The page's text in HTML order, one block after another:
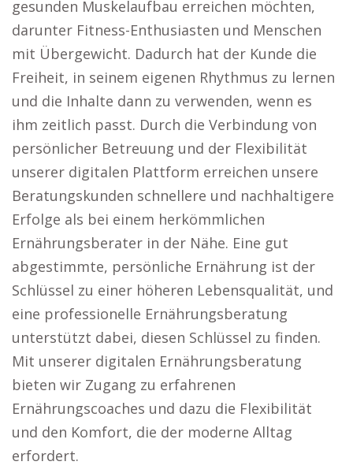
gesunden Muskelaufbau erreichen möchten,
darunter Fitness-Enthusiasten und Menschen
mit Übergewicht. Dadurch hat der Kunde die
Freiheit, in seinem eigenen Rhythmus zu lernen
und die Inhalte dann zu verwenden, wenn es
ihm zeitlich passt. Durch die Verbindung von
persönlicher Betreuung und der Flexibilität
unserer digitalen Plattform erreichen unsere
Beratungskunden schnellere und nachhaltigere
Erfolge als bei einem herkömmlichen
Ernährungsberater in der Nähe. Eine gut
abgestimmte, persönliche Ernährung ist der
Schlüssel zu einer höheren Lebensqualität, und
eine professionelle Ernährungsberatung
unterstützt dabei, diesen Schlüssel zu finden.
Mit unserer digitalen Ernährungsberatung
bieten wir Zugang zu erfahrenen
Ernährungscoaches und dazu die Flexibilität
und den Komfort, die der moderne Alltag
erfordert.